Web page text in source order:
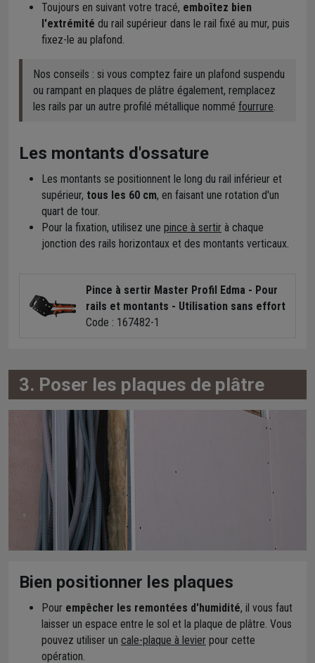
Toujours en suivant votre tracé, emboîtez bien
l'extrémité du rail supérieur dans le rail fixé au mur, puis
fixez-le au plafond.
Nos conseils : si vous comptez faire un plafond suspendu
ou rampant en plaques de plâtre également, remplacez
les rails par un autre profilé métallique nommé fourrure.
Les montants d'ossature
Les montants se positionnent le long du rail inférieur et
supérieur, tous les 60 cm, en faisant une rotation d'un
quart de tour.
Pour la fixation, utilisez une pince à sertir à chaque
jonction des rails horizontaux et des montants verticaux.
Pince à sertir Master Profil Edma - Pour
rails et montants - Utilisation sans effort
Code : 167482-1
3. Poser les plaques de plâtre
Bien positionner les plaques
Pour empêcher les remontées d'humidité, il vous faut
laisser un espace entre le sol et la plaque de plâtre. Vous
pouvez utiliser un cale-plaque à levier pour cette
opération.